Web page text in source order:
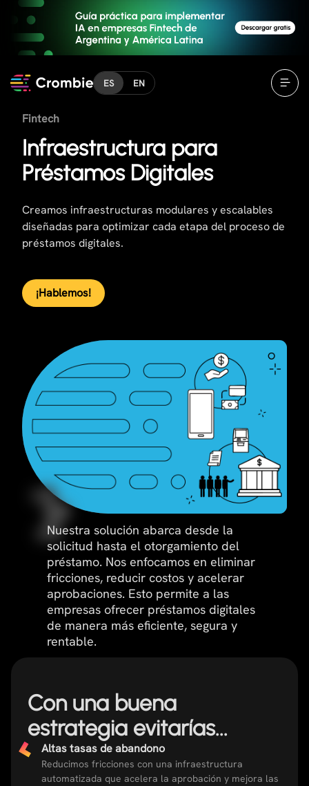
ES EN
Fintech
Infraestructura para
Préstamos Digitales
Creamos infraestructuras modulares y escalables
diseñadas para optimizar cada etapa del proceso de
préstamos digitales.
¡Hablemos!
Nuestra solución abarca desde la
solicitud hasta el otorgamiento del
préstamo. Nos enfocamos en eliminar
fricciones, reducir costos y acelerar
aprobaciones. Esto permite a las
empresas ofrecer préstamos digitales
de manera más eficiente, segura y
rentable.
Con una buena
estrategia evitarías...
Altas tasas de abandono
Reducimos fricciones con una infraestructura
automatizada que acelera la aprobación y mejora las